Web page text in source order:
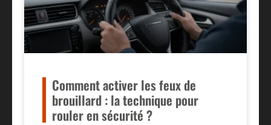
Comment activer les feux de
brouillard : la technique pour
rouler en sécurité ?